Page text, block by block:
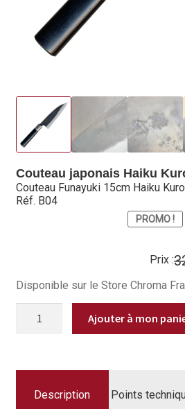
Hall of Fame
Bocuse d’Or
Mentions légales
Mon Compte
Partenaires
Politique en matière de
Couteau japonais Haiku
Couteau Funayuki 15cm Haiku
Réf. B04
PROMO !
Prix :
Disponible sur le Store Chroma
KUROUCHI
Ajouter à mon
Description Points